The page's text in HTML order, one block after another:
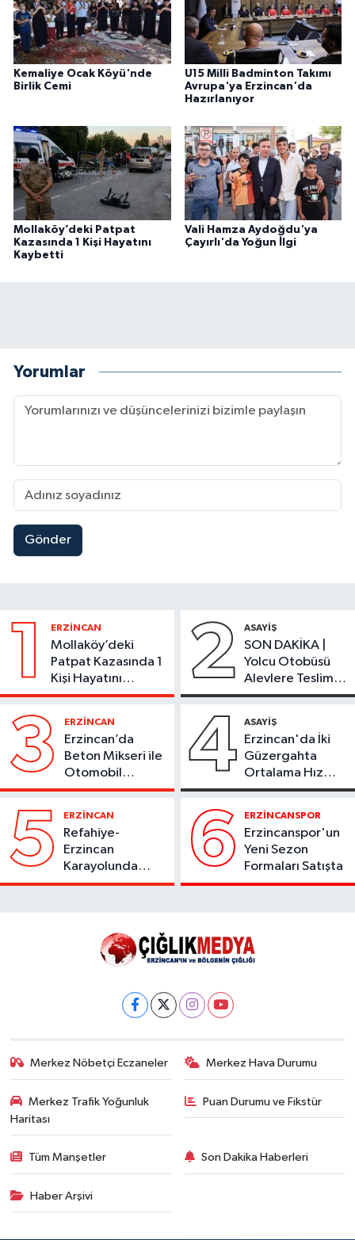
Kemaliye Ocak Köyü'nde
Birlik Cemi
U15 Milli Badminton Takımı
Avrupa'ya Erzincan'da
Hazırlanıyor
Mollaköy’deki Patpat
Kazasında 1 Kişi Hayatını
Kaybetti
Vali Hamza Aydoğdu'ya
Çayırlı'da Yoğun İlgi
Yorumlar
Gönder
1 ERZİNCAN
Mollaköy’deki
Patpat Kazasında 1
Kişi Hayatını
Kaybetti
2 ASAYİŞ
SON DAKİKA |
Yolcu Otobüsü
Alevlere Teslim
Oldu
3 ERZİNCAN
Erzincan’da
Beton Mikseri ile
Otomobil
Çarpıştı
4 ASAYİŞ
Erzincan'da İki
Güzergahta
Ortalama Hız
Denetimi 1
Başlıyor
5 ERZİNCAN
Refahiye-
Erzincan
Karayolunda
Kaza: Otomobil
6 ERZİNCANSPOR
Erzincanspor'un
Yeni Sezon
Formaları Satışta
Merkez Nöbetçi Eczaneler Merkez Hava Durumu
Merkez Trafik Yoğunluk
Haritası
Puan Durumu ve Fikstür
Tüm Manşetler Son Dakika Haberleri
Haber Arşivi